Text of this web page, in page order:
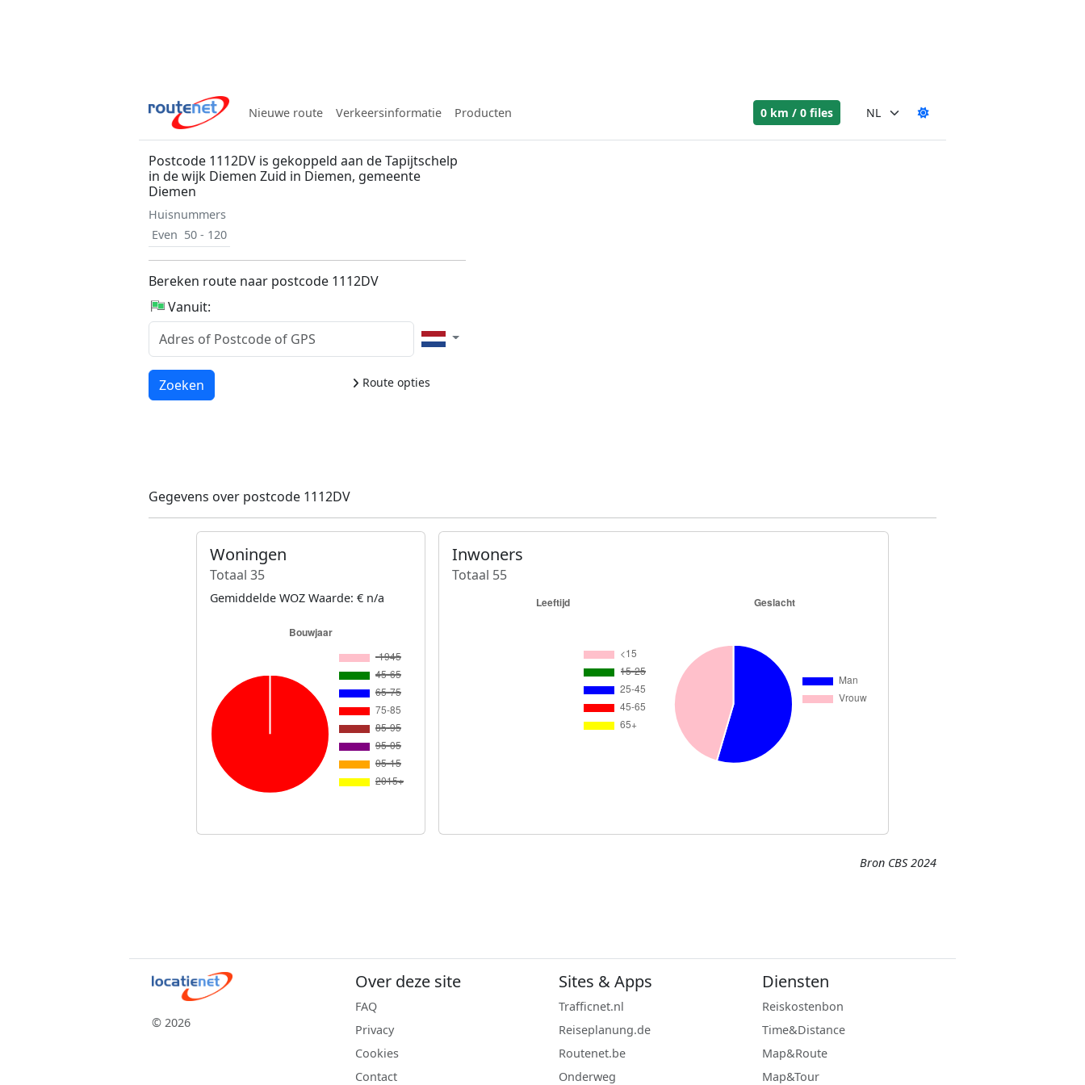
Nieuwe route Verkeersinformatie Producten 0 km / 0 files
Postcode 1112DV is gekoppeld aan de Tapijtschelp
in de wijk Diemen Zuid in Diemen, gemeente
Diemen
Huisnummers
Even 50 - 120
Bereken route naar postcode 1112DV
Vanuit:
Route opties
Laden...
Zoeken
Gegevens over postcode 1112DV
Woningen
Totaal 35
Gemiddelde WOZ Waarde: € n/a
Inwoners
Totaal 55
Bron CBS 2024
© 2026
Over deze site
FAQ
Privacy
Cookies
Contact
Sites & Apps
Trafficnet.nl
Reiseplanung.de
Routenet.be
Onderweg
Diensten
Reiskostenbon
Time&Distance
Map&Route
Map&Tour